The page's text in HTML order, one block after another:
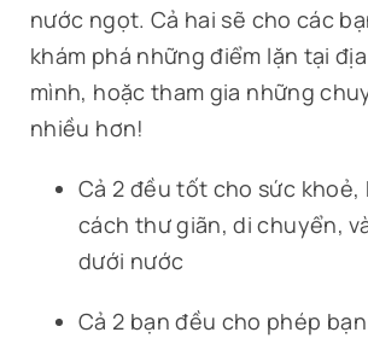
nước ngọt. Cả hai sẽ cho các
khám phá những điểm lặn tại
mình, hoặc tham gia những
nhiều hơn!
Cả 2 đều tốt cho sức khoẻ,
cách thư giãn, di chuyển,
dưới nước
Cả 2 bạn đều cho phép